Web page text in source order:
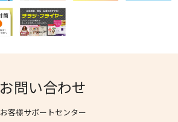
お問い合わせ
お客様サポートセンター